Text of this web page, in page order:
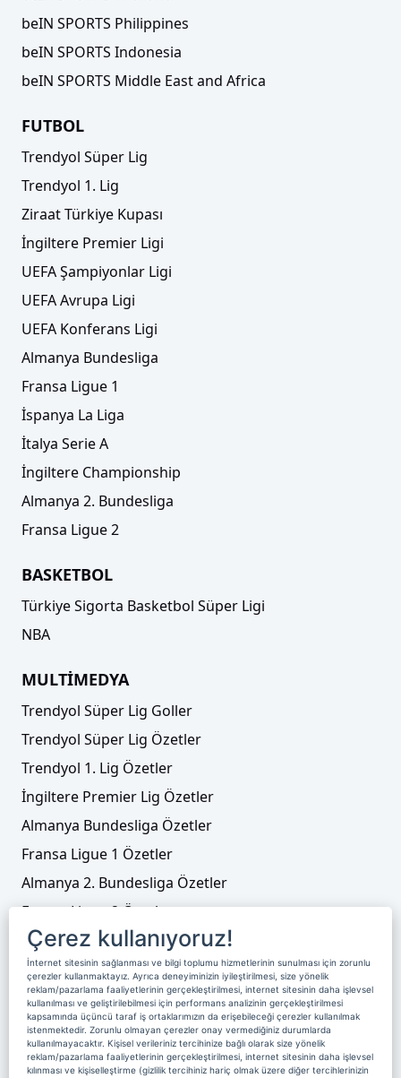
beIN SPORTS Philippines
beIN SPORTS Indonesia
beIN SPORTS Middle East and Africa
FUTBOL
Trendyol Süper Lig
Trendyol 1. Lig
Ziraat Türkiye Kupası
İngiltere Premier Ligi
UEFA Şampiyonlar Ligi
UEFA Avrupa Ligi
UEFA Konferans Ligi
Almanya Bundesliga
Fransa Ligue 1
İspanya La Liga
İtalya Serie A
İngiltere Championship
Almanya 2. Bundesliga
Fransa Ligue 2
BASKETBOL
Türkiye Sigorta Basketbol Süper Ligi
NBA
MULTİMEDYA
Trendyol Süper Lig Goller
Trendyol Süper Lig Özetler
Trendyol 1. Lig Özetler
İngiltere Premier Lig Özetler
Almanya Bundesliga Özetler
Fransa Ligue 1 Özetler
Almanya 2. Bundesliga Özetler
Fransa Ligue 2 Özetler
Tenis
Video Liste
Foto Galeriler
Üyelik Yayın Akışı Reklam
Site Sözleşmesi
Çerez kullanıyoruz!
İnternet sitesinin sağlanması ve bilgi toplumu hizmetlerinin sunulması için zorunlu
çerezler kullanmaktayız. Ayrıca deneyiminizin iyileştirilmesi, size yönelik
reklam/pazarlama faaliyetlerinin gerçekleştirilmesi, internet sitesinin daha işlevsel
kullanılması ve geliştirilebilmesi için performans analizinin gerçekleştirilmesi
kapsamında üçüncü taraf iş ortaklarımızın da erişebileceği çerezler kullanılmak
istenmektedir. Zorunlu olmayan çerezler onay vermediğiniz durumlarda
kullanılmayacaktır. Kişisel verileriniz tercihinize bağlı olarak size yönelik
reklam/pazarlama faaliyetlerinin gerçekleştirilmesi, internet sitesinin daha işlevsel
kılınması ve kişiselleştirme (gizlilik tercihiniz hariç olmak üzere diğer tercihlerinizin